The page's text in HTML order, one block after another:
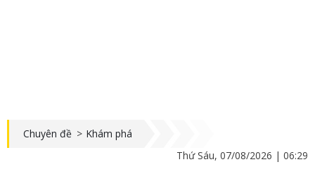
Chuyên đề > Khám phá
Thứ Sáu, 07/08/2026 | 06:29